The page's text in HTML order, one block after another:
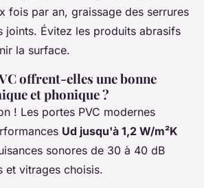
fois par an, graissage des serrures
joints. Évitez les produits abrasifs
la surface.
offrent-elles une bonne
et phonique ?
! Les portes PVC modernes
Ud jusqu'à 1,2 W/m²K
sonores de 30 à 40 dB
et vitrages choisis.